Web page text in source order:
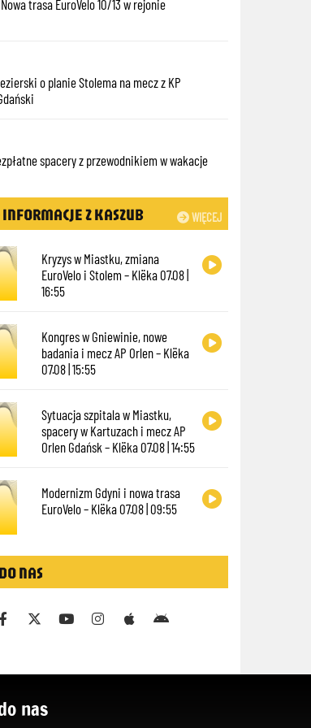
trasa EuroVelo 10/13 w rejonie
o planie Stolema na mecz z KP
spacery z przewodnikiem w wakacje
WIĘCEJ
Z KASZUB
Kryzys w Miastku, zmiana
EuroVelo i Stolem – Klëka 07.08 |
16:55
Kongres w Gniewinie, nowe
badania i mecz AP Orlen – Klëka
07.08 | 15:55
Sytuacja szpitala w Miastku,
spacery w Kartuzach i mecz AP
Orlen Gdańsk – Klëka 07.08 | 14:55
Modernizm Gdyni i nowa trasa
EuroVelo – Klëka 07.08 | 09:55
NAS
nas